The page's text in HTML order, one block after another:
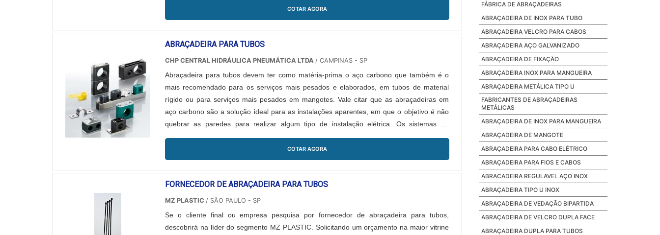
COTAR AGORA
ABRAÇADEIRA PARA TUBOS
CHP CENTRAL HIDRÁULICA PNEUMÁTICA LTDA / CAMPINAS - SP
Abraçadeira para tubos devem ter como matéria-prima o aço carbono que também é o
mais recomendado para os serviços mais pesados e elaborados, em tubos de material
rígido ou para serviços mais pesados em mangotes. Vale citar que as abraçadeiras em
aço carbono são a solução ideal para as instalações aparentes, em que o objetivo é não
quebrar as paredes para realizar algum tipo de instalação elétrica. Os sistemas de
COTAR AGORA
FORNECEDOR DE ABRAÇADEIRA PARA TUBOS
MZ PLASTIC / SÃO PAULO - SP
Se o cliente final ou empresa pesquisa por fornecedor de abraçadeira para tubos,
descobrirá na líder do segmento MZ PLASTIC. Solicitando um orçamento na maior vitrine
FÁBRICA DE ABRAÇADEIRAS
ABRAÇADEIRA DE INOX PARA TUBO
ABRAÇADEIRA VELCRO PARA CABOS
ABRAÇADEIRA AÇO GALVANIZADO
ABRAÇADEIRA DE FIXAÇÃO
ABRAÇADEIRA INOX PARA MANGUEIRA
ABRAÇADEIRA METÁLICA TIPO U
FABRICANTES DE ABRAÇADEIRAS
METÁLICAS
ABRAÇADEIRA DE INOX PARA MANGUEIRA
ABRAÇADEIRA DE MANGOTE
ABRAÇADEIRA PARA CABO ELÉTRICO
ABRAÇADEIRA PARA FIOS E CABOS
ABRACADEIRA REGULAVEL AÇO INOX
ABRAÇADEIRA TIPO U INOX
ABRAÇADEIRA DE VEDAÇÃO BIPARTIDA
ABRAÇADEIRA DE VELCRO DUPLA FACE
ABRAÇADEIRA DUPLA PARA TUBOS